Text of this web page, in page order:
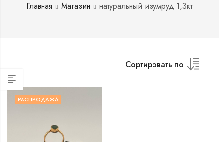
Главная Магазин натуральный изумруд 1,3кт
Сортировать по
РАСПРОДАЖА